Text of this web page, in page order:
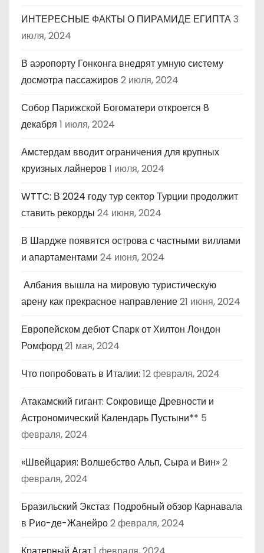
ИНТЕРЕСНЫЕ ФАКТЫ О ПИРАМИДЕ ЕГИПТА3
июля, 2024
В аэропорту Гонконга внедрят умную систему
досмотра пассажиров 2 июля, 2024
Собор Парижской Богоматери откроется 8
декабря 1 июля, 2024
Амстердам вводит ограничения для крупных
круизных лайнеров 1 июля, 2024
WTTC: В 2024 году тур сектор Турции продолжит
ставить рекорды 24 июня, 2024
В Шардже появятся острова с частными виллами
и апартаментами 24 июня, 2024
Албания вышла на мировую туристическую
арену как прекрасное направление21 июня, 2024
Европейском дебют Спарк от Хилтон Лондон
Ромфорд21 мая, 2024
Что попробовать в Италии: 12 февраля, 2024
Атакамский гигант: Сокровище Древности и
Астрономический Календарь Пустыни** 5
февраля, 2024
«Швейцария: Волшебство Альп, Сыра и Вин»2
февраля, 2024
Бразильский Экстаз: Подробный обзор Карнавала
в Рио-де-Жанейро2 февраля, 2024